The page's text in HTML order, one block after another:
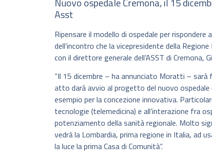
Asst
Ripensare il modello di ospedale per
dell’incontro che la vicepresidente della
con il direttore generale dell’ASST di Cremona,
“Il 15 dicembre – ha annunciato Moratti –
atto darà avvio al progetto del nuovo ospedale
esempio per la concezione innovativa.
tecnologie (telemedicina) e all’interazione fra
potenziamento della sanità regionale. Molto
vedrà la Lombardia, prima regione in Italia, ad
la luce la prima Casa di Comunità”.